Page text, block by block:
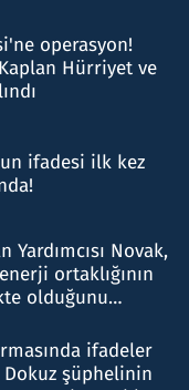
operasyon!
Hürriyet ve
ifadesi ilk kez
Yardımcısı Novak,
ortaklığının
olduğunu
ifadeler
şüphelinin